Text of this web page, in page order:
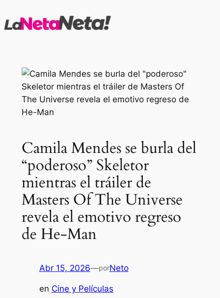
al
Camila Mendes se burla del
“poderoso” Skeletor
mientras el tráiler de
Masters Of The Universe
revela el emotivo regreso
de He-Man
Abr 15, 2026—porNeto
en Cine y Películas